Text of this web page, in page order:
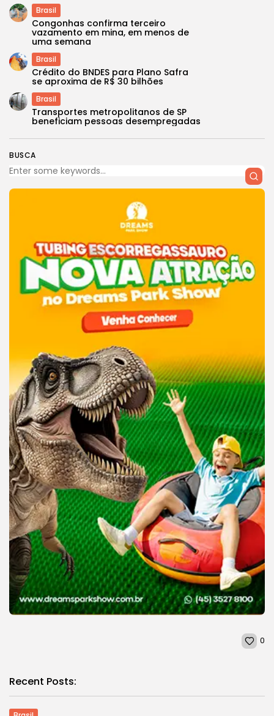
BUSCA
Brasil
Congonhas confirma terceiro
vazamento em mina, em menos de
uma semana
Brasil
Crédito do BNDES para Plano Safra
se aproxima de R$ 30 bilhões
Brasil
Transportes metropolitanos de SP
beneficiam pessoas desempregadas
0
Recent Posts: